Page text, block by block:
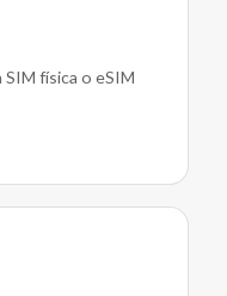
física o eSIM